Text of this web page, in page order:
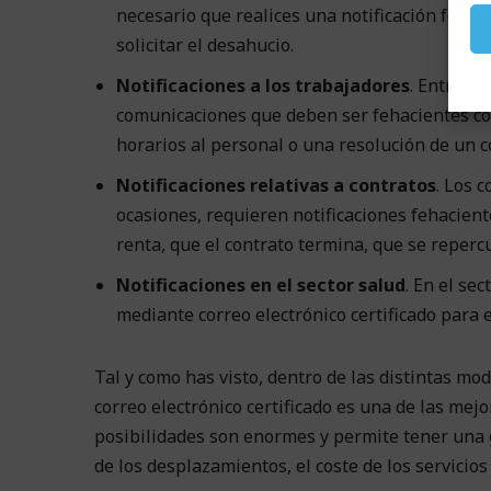
necesario que realices una notificación
solicitar el desahucio.
Notificaciones a los trabajadores. Entre
comunicaciones que deben ser fehacientes
horarios al personal o una resolución de un
Notificaciones relativas a contratos. Los
ocasiones, requieren notificaciones
renta, que el contrato termina, que se
Notificaciones en el sector salud. En el
mediante correo electrónico certificado para
Tal y como has visto, dentro de las distintas
correo electrónico certificado es una de las
posibilidades son enormes y permite tener
de los desplazamientos, el coste de los